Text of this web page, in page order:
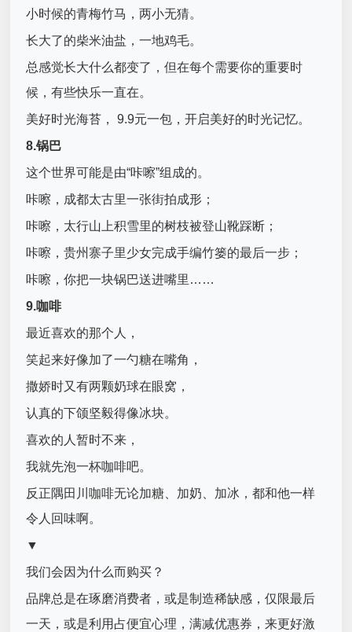
小时候的青梅竹马，两小无猜。
长大了的柴米油盐，一地鸡毛。
总感觉长大什么都变了，但在每个需要你的重要时
候，有些快乐一直在。
美好时光海苔， 9.9元一包，开启美好的时光记忆。
8.锅巴
这个世界可能是由“咔嚓”组成的。
咔嚓，成都太古里一张街拍成形；
咔嚓，太行山上积雪里的树枝被登山靴踩断；
咔嚓，贵州寨子里少女完成手编竹篓的最后一步；
咔嚓，你把一块锅巴送进嘴里……
9.咖啡
最近喜欢的那个人，
笑起来好像加了一勺糖在嘴角，
撒娇时又有两颗奶球在眼窝，
认真的下颌坚毅得像冰块。
喜欢的人暂时不来，
我就先泡一杯咖啡吧。
反正隅田川咖啡无论加糖、加奶、加冰，都和他一样
令人回味啊。
▼
我们会因为什么而购买？
品牌总是在琢磨消费者，或是制造稀缺感，仅限最后
一天，或是利用占便宜心理，满减优惠券，来更好激